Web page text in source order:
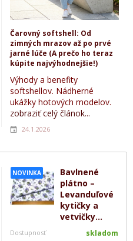
NOVINKA
Bavlnené
plátno –
Levanduľové
kytičky a
vetvičky...
Dostupnosť skladom
Čarovný softshell: Od
zimných mrazov až po prvé
jarné lúče (A prečo ho teraz
kúpite najvýhodnejšie!)
Výhody a benefity
softshellov. Nádherné
ukážky hotových modelov.
zobraziť celý článok...
24.1.2026